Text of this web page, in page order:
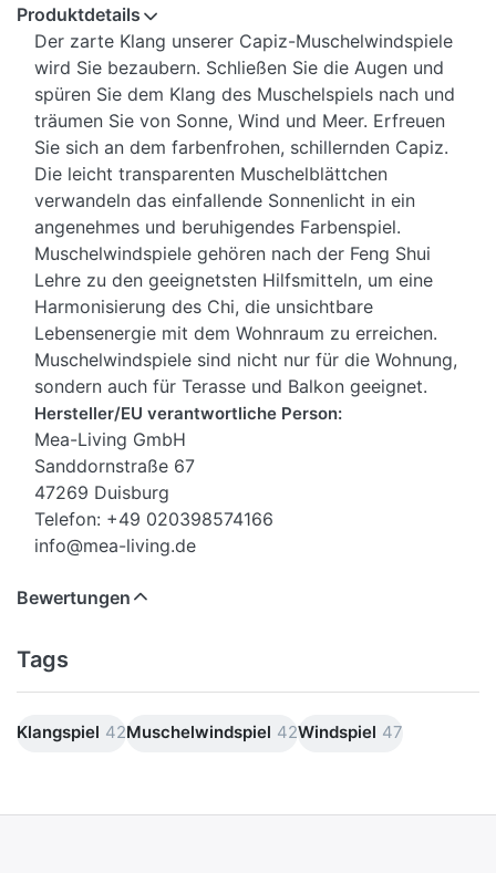
Produktdetails
Der zarte Klang unserer Capiz-Muschelwindspiele
wird Sie bezaubern. Schließen Sie die Augen und
spüren Sie dem Klang des Muschelspiels nach und
träumen Sie von Sonne, Wind und Meer. Erfreuen
Sie sich an dem farbenfrohen, schillernden Capiz.
Die leicht transparenten Muschelblättchen
verwandeln das einfallende Sonnenlicht in ein
angenehmes und beruhigendes Farbenspiel.
Muschelwindspiele gehören nach der Feng Shui
Lehre zu den geeignetsten Hilfsmitteln, um eine
Harmonisierung des Chi, die unsichtbare
Lebensenergie mit dem Wohnraum zu erreichen.
Muschelwindspiele sind nicht nur für die Wohnung,
sondern auch für Terasse und Balkon geeignet.
Hersteller/EU verantwortliche Person:
Mea-Living GmbH
Sanddornstraße 67
47269 Duisburg
Telefon: +49 020398574166
info@mea-living.de
Bewertungen
Tags
Klangspiel 42Muschelwindspiel 42Windspiel 47